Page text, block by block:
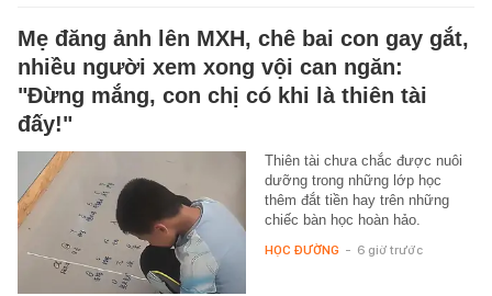
Mẹ đăng ảnh lên MXH, chê bai con gay gắt,
nhiều người xem xong vội can ngăn:
"Đừng mắng, con chị có khi là thiên tài
đấy!"
Thiên tài chưa chắc được nuôi
dưỡng trong những lớp học
thêm đắt tiền hay trên những
chiếc bàn học hoàn hảo.
HỌC ĐƯỜNG - 6 giờ trước